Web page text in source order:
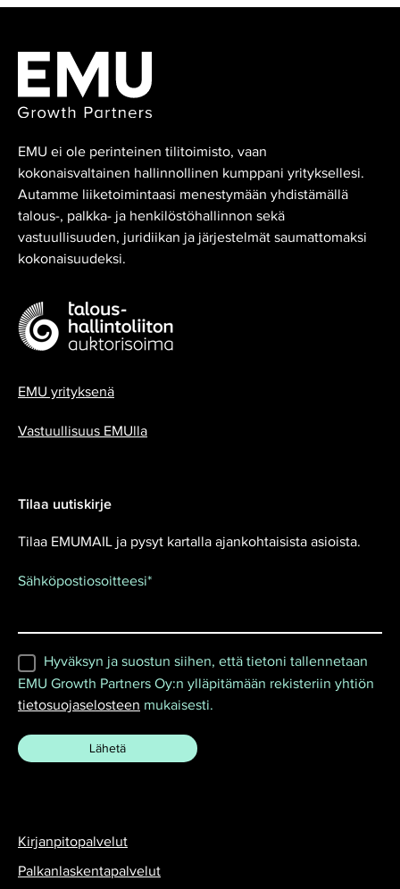
EMU ei ole perinteinen tilitoimisto, vaan
kokonaisvaltainen hallinnollinen kumppani yrityksellesi.
Autamme liiketoimintaasi menestymään yhdistämällä
talous-, palkka- ja henkilöstöhallinnon sekä
vastuullisuuden, juridiikan ja järjestelmät saumattomaksi
kokonaisuudeksi.
EMU yrityksenä
Vastuullisuus EMUlla
Tilaa uutiskirje
Tilaa EMUMAIL ja pysyt kartalla ajankohtaisista asioista.
Sähköpostiosoitteesi*
Hyväksyn ja suostun siihen, että tietoni tallennetaan
EMU Growth Partners Oy:n ylläpitämään rekisteriin yhtiön
tietosuojaselosteen mukaisesti.
Kirjanpitopalvelut
Palkanlaskentapalvelut